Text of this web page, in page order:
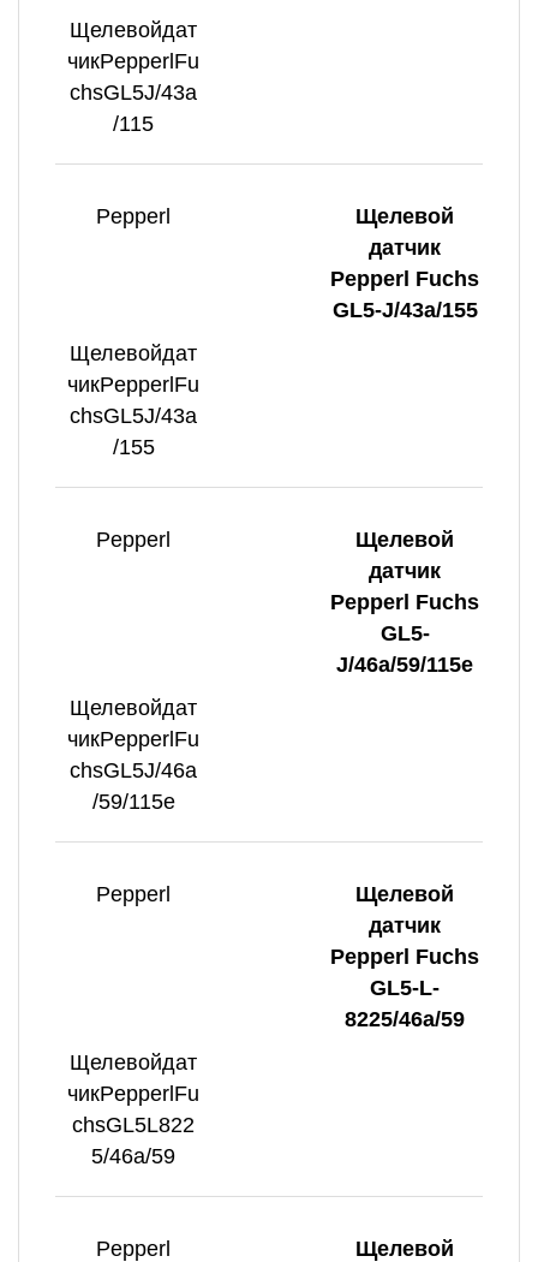
Щелевойдат
чикPepperlFu
chsGL5J/43a
/115
Pepperl
Щелевой
датчик
Pepperl Fuchs
GL5-J/43a/155
Щелевойдат
чикPepperlFu
chsGL5J/43a
/155
Pepperl
Щелевой
датчик
Pepperl Fuchs
GL5-
J/46a/59/115e
Щелевойдат
чикPepperlFu
chsGL5J/46a
/59/115e
Pepperl
Щелевой
датчик
Pepperl Fuchs
GL5-L-
8225/46a/59
Щелевойдат
чикPepperlFu
chsGL5L822
5/46a/59
Pepperl
Щелевой